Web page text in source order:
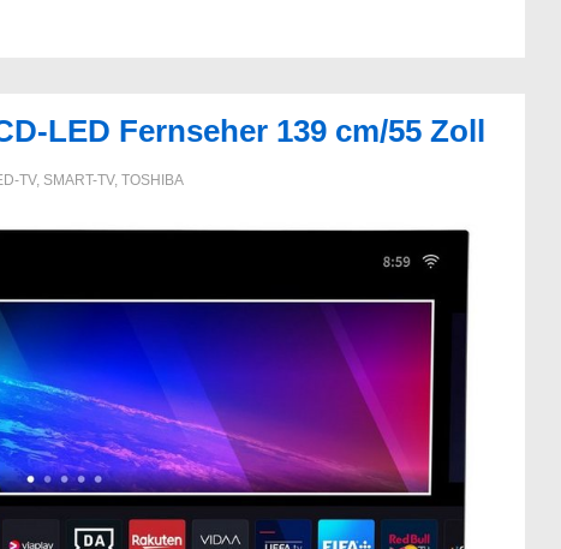
LED Fernseher 139 cm/55 Zoll
TV, SMART-TV, TOSHIBA